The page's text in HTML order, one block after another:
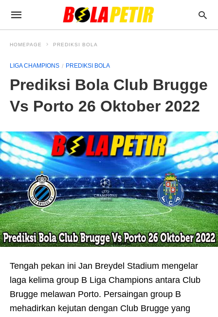
HOMEPAGE PREDIKSI BOLA
LIGA CHAMPIONS PREDIKSI BOLA
Prediksi Bola Club Brugge
Vs Porto 26 Oktober 2022
Tengah pekan ini Jan Breydel Stadium mengelar
laga kelima group B Liga Champions antara Club
Brugge melawan Porto. Persaingan group B
mehadirkan kejutan dengan Club Brugge yang